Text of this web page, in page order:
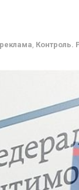
Контроль.